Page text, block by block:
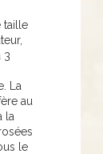
taille
3
La
au
la
le